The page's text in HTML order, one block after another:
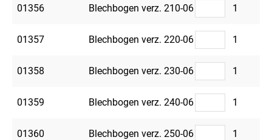
01356 Blechbogen verz. 210-06 1
01357 Blechbogen verz. 220-06 1
01358 Blechbogen verz. 230-06 1
01359 Blechbogen verz. 240-06 1
01360 Blechbogen verz. 250-06 1